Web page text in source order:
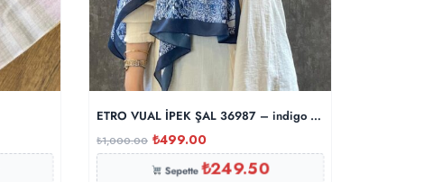
ETRO VUAL İPEK ŞAL 36987 – indigo mavi
₺1,000.00 ₺499.00
Sepette₺249.50